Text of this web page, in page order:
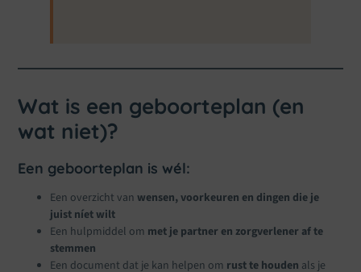
Wat is een geboorteplan (en
wat niet)?
Een geboorteplan is wél:
Een overzicht vanwensen, voorkeuren en dingen die je
juist níet wilt
Een hulpmiddel om met je partner en zorgverlener af te
stemmen
Een document dat je kan helpen om rust te houden als je